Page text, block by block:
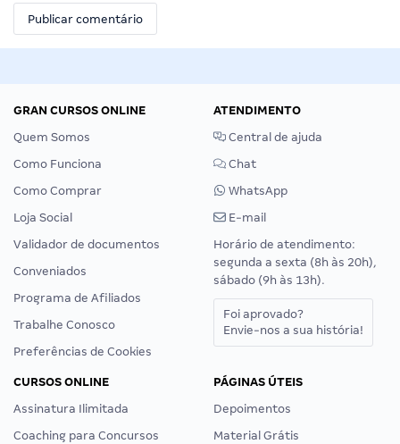
GRAN CURSOS ONLINE
Quem Somos
Como Funciona
Como Comprar
Loja Social
Validador de documentos
Conveniados
Programa de Afiliados
Trabalhe Conosco
Preferências de Cookies
ATENDIMENTO
Central de ajuda
Chat
WhatsApp
E-mail
Horário de atendimento:
segunda a sexta (8h às 20h),
sábado (9h às 13h).
Foi aprovado?
Envie-nos a sua história!
CURSOS ONLINE
Assinatura Ilimitada
Coaching para Concursos
PÁGINAS ÚTEIS
Depoimentos
Material Grátis